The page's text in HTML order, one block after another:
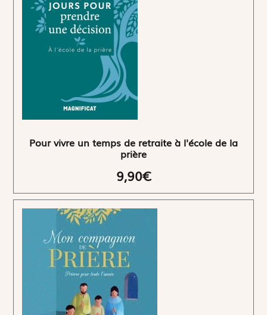
Pour vivre un temps de retraite à l'école de la
prière
9,90€